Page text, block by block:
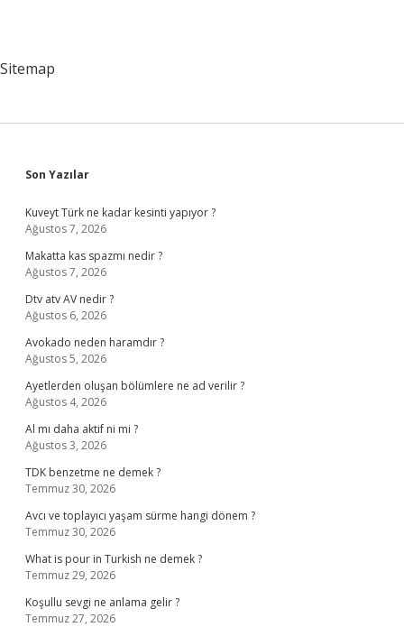
Sitemap
Sidebar
Son Yazılar
Kuveyt Türk ne kadar kesinti yapıyor ?
Ağustos 7, 2026
Makatta kas spazmı nedir ?
Ağustos 7, 2026
Dtv atv AV nedir ?
Ağustos 6, 2026
Avokado neden haramdır ?
Ağustos 5, 2026
Ayetlerden oluşan bölümlere ne ad verilir ?
Ağustos 4, 2026
Al mı daha aktif ni mi ?
Ağustos 3, 2026
TDK benzetme ne demek ?
Temmuz 30, 2026
Avcı ve toplayıcı yaşam sürme hangi dönem ?
Temmuz 30, 2026
What is pour in Turkish ne demek ?
Temmuz 29, 2026
Koşullu sevgi ne anlama gelir ?
Temmuz 27, 2026